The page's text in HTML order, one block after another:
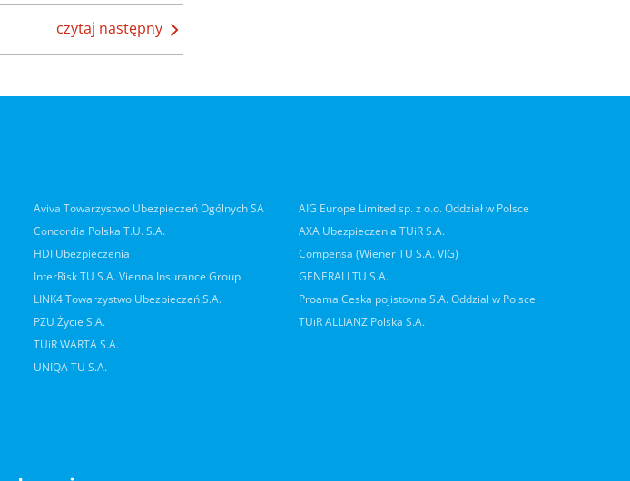
czytaj następny
Aviva Towarzystwo Ubezpieczeń Ogólnych SA
Concordia Polska T.U. S.A.
HDI Ubezpieczenia
InterRisk TU S.A. Vienna Insurance Group
LINK4 Towarzystwo Ubezpieczeń S.A.
PZU Życie S.A.
TUiR WARTA S.A.
UNIQA TU S.A.
AIG Europe Limited sp. z o.o. Oddział w Polsce
AXA Ubezpieczenia TUiR S.A.
Compensa (Wiener TU S.A. VIG)
GENERALI TU S.A.
Proama Ceska pojistovna S.A. Oddział w Polsce
TUiR ALLIANZ Polska S.A.